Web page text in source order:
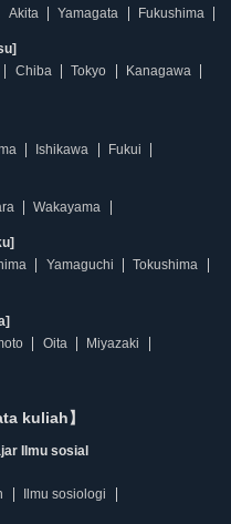
Akita Yamagata Fukushima
Chiba Tokyo
Kanagawa
Ishikawa Fukui
Wakayama
Yamaguchi
Tokushima
Oita
Miyazaki
kuliah】
Ilmu sosial
Ilmu sosiologi